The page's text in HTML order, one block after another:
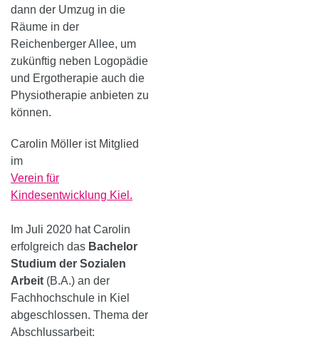
dann der Umzug in die
Räume in der
Reichenberger Allee, um
zukünftig neben Logopädie
und Ergotherapie auch die
Physiotherapie anbieten zu
können.
Carolin Möller ist Mitglied
im
Verein für
Kindesentwicklung Kiel.
Im Juli 2020 hat Carolin
erfolgreich das Bachelor
Studium der Sozialen
Arbeit (B.A.) an der
Fachhochschule in Kiel
abgeschlossen. Thema der
Abschlussarbeit: